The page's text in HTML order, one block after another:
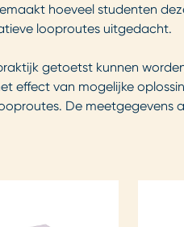
hoeveel studenten
looproutes uitgedacht.
getoetst kunnen
effect van mogelijke
De meetgegevens